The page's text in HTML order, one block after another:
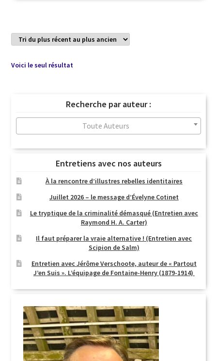
Voici le seul résultat
Recherche par auteur :
Toute Auteurs
Entretiens avec nos auteurs
À la rencontre d’illustres rebelles identitaires
Juillet 2026 – le message d’Évelyne Cotinet
Le tryptique de la criminalité démasqué (Entretien avec
Raymond H. A. Carter)
Il faut préparer la vraie alternative ! (Entretien avec
Scipion de Salm)
Entretien avec Jérôme Verschoote, auteur de « Partout
J’en Suis ». L’équipage de Fontaine-Henry (1879-1914)